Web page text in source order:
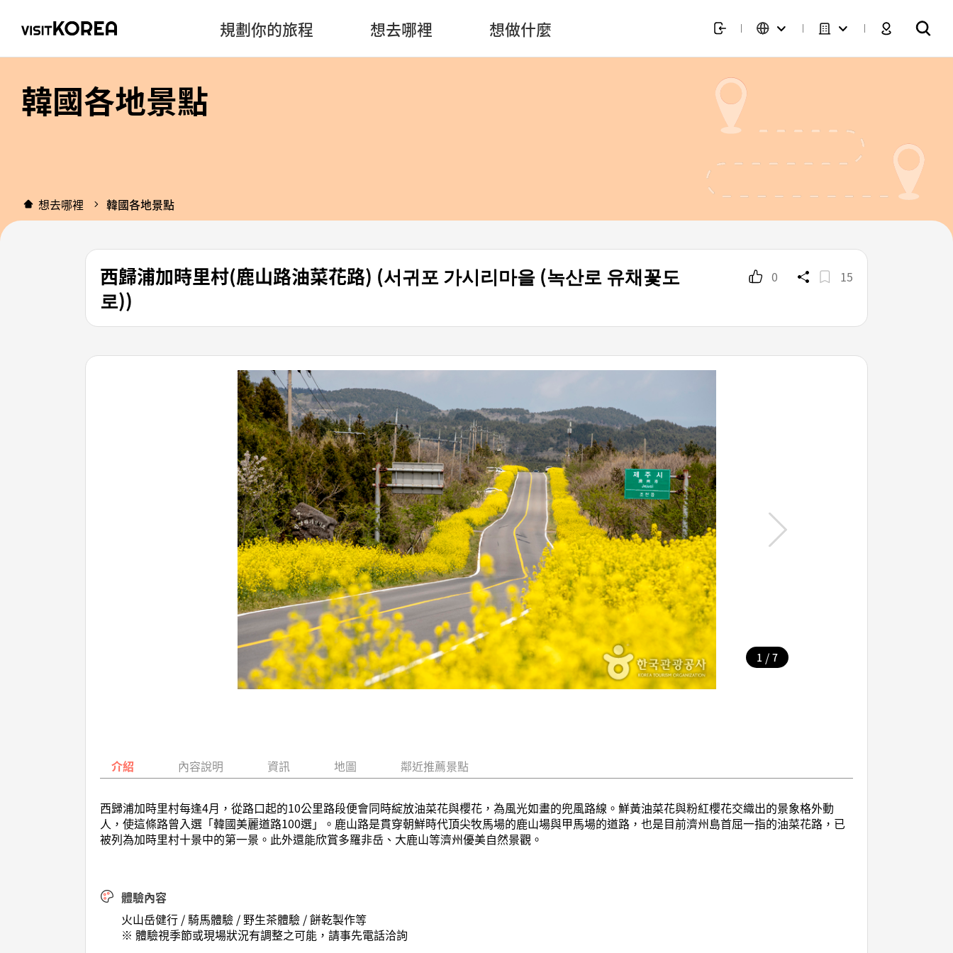
規劃你的旅程 想去哪裡 想做什麼
韓國各地景點
想去哪裡 韓國各地景點
西歸浦加時里村(鹿山路油菜花路) (서귀포 가시리마을 (녹산로 유채꽃도
로))
0 15
1 / 7
介紹 內容說明 資訊 地圖 鄰近推薦景點
西歸浦加時里村每逢4月，從路口起的10公里路段便會同時綻放油菜花與櫻花，為風光如畫的兜風路線。鮮黃油菜花與粉紅櫻花交織出的景象格外動
人，使這條路曾入選「韓國美麗道路100選」。鹿山路是貫穿朝鮮時代頂尖牧馬場的鹿山場與甲馬場的道路，也是目前濟州島首屈一指的油菜花路，已
被列為加時里村十景中的第一景。此外還能欣賞多羅非岳、大鹿山等濟州優美自然景觀。
體驗內容
火山岳健行 / 騎馬體驗 / 野生茶體驗 / 餅乾製作等
※ 體驗視季節或現場狀況有調整之可能，請事先電話洽詢